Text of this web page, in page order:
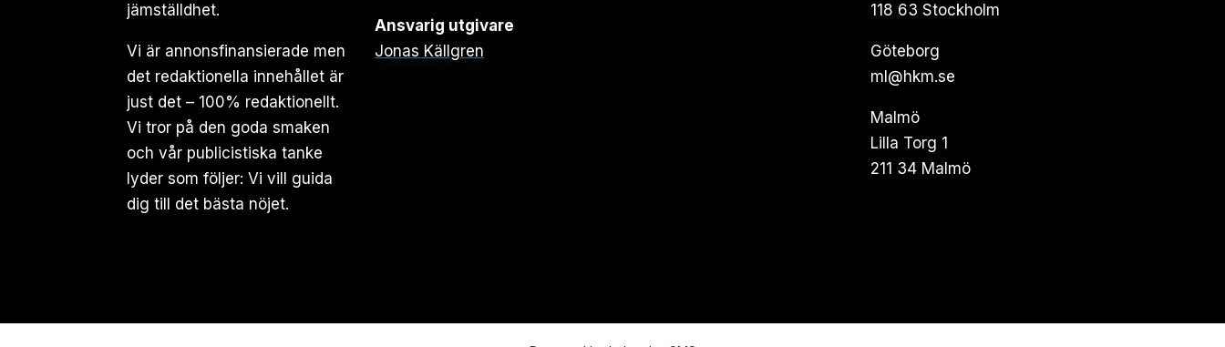
jämställdhet.
Vi är annonsfinansierade men
det redaktionella innehållet är
just det – 100% redaktionellt.
Vi tror på den goda smaken
och vår publicistiska tanke
lyder som följer: Vi vill guida
dig till det bästa nöjet.
Ansvarig utgivare
Jonas Källgren
118 63 Stockholm
Göteborg
ml@hkm.se
Malmö
Lilla Torg 1
211 34 Malmö